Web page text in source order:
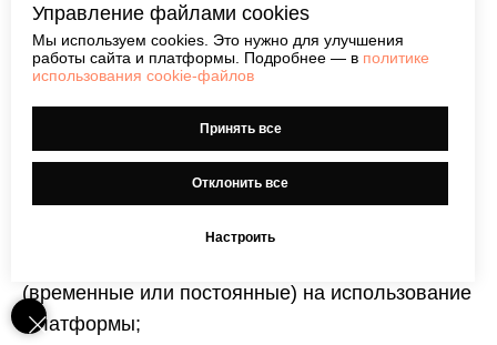
Управление файлами cookies
Мы используем cookies. Это нужно для улучшения
работы сайта и платформы. Подробнее — в политике
использования cookie-файлов
Принять все
Отклонить все
Настроить
Платформы. В дополнение к иным правам
Администрации, указанным в Соглашении,
Администрация также вправе:
1)в любой момент изменять, дорабатывать,
модифицировать и обновлять Платформу (в
том числе, изменять набор функций, внешний
уведомления Пользователя;
(временные или постоянные) на использование
Платформы;